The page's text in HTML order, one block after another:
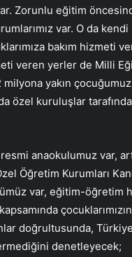
Zorunlu eğitim
var. O da kendi
bakım hizmeti
veren yerler de Milli
milyona yakın
özel kuruluşlar
anaokulumuz var,
Öğretim Kurumları
var, eğitim-öğretim
çocuklarımızın
doğrultusunda, Türkiye
denetleyecek;